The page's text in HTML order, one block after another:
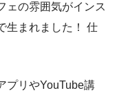
ェの雰囲気がインス
生まれました！ 仕
プリやYouTube講